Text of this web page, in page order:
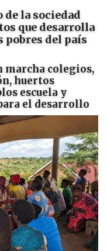
la sociedad
que desarrolla
pobres del país
marcha colegios,
huertos
escuela y
el desarrollo